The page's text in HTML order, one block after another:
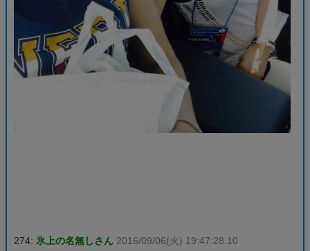
274: 氷上の名無しさん 2016/09/06(火) 19:47:28.10